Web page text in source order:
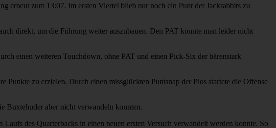
erneut zum 13:07. Im ersten Viertel blieb nur noch ein Punt der Jackrabbits zu
direkt, um die Führung weiter auszubauen. Den PAT konnte man leider nicht
einen weiteren Touchdown, ohne PAT und einen Pick-Six der bärenstark
Punkte zu erzielen. Durch einen missglückten Puntsnap der Pios startete die Offense
Buxtehuder aber nicht verwandeln konnten.
des Quarterbacks in einen neuen ersten Versuch verwandelt werden konnte. So